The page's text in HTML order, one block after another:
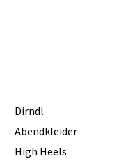
Dirndl
Abendkleider
High Heels